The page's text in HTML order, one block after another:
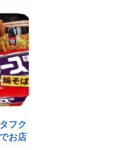
フク
お店